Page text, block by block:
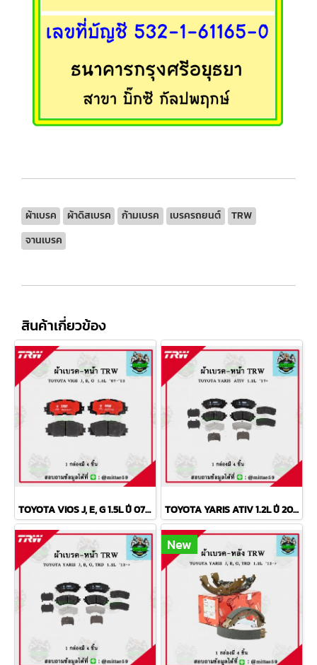
ผ้าเบรค ผ้าดิสเบรค ก้ามเบรค เบรครถยนต์
TRW
จานเบรค
สินค้าเกี่ยวข้อง
TOYOTA VIOS J, E, G 1.5L ปี 07-13 TRW ผ้าเบรค (หน้า) TOYOTA YARIS ATIV 1.2L ปี 2013 ขึ้นไป TRW ผ้าเบรค (หน้า)
New